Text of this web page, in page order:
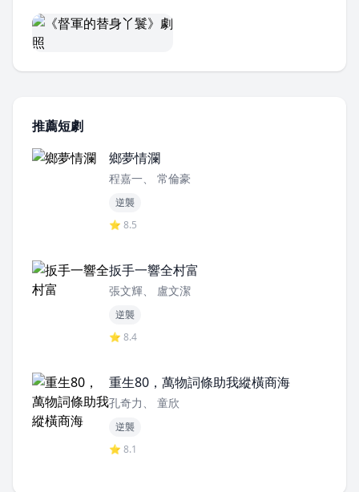
推薦短劇
鄉夢情瀾
程嘉一、 常倫豪
逆襲
⭐ 8.5
扳手一響全村富
張文輝、 盧文潔
逆襲
⭐ 8.4
重生80，萬物詞條助我縱橫商海
孔奇力、 童欣
逆襲
⭐ 8.1